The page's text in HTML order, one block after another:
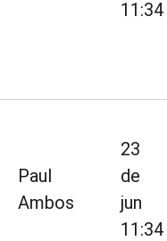
11:34
Paul
Ambos
23
de
jun
11:34